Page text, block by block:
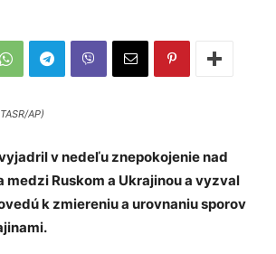
AP)
v nedeľu znepokojenie nad
medzi Ruskom a Ukrajinou a vyzval
k zmiereniu a urovnaniu sporov